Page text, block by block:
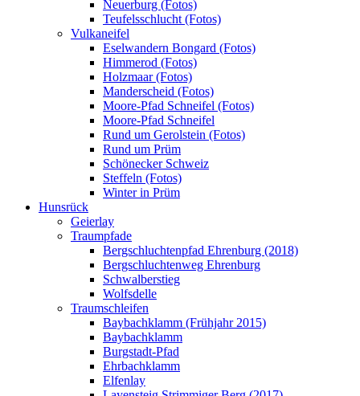
Neuerburg (Fotos)
Teufelsschlucht (Fotos)
Vulkaneifel
Eselwandern Bongard (Fotos)
Himmerod (Fotos)
Holzmaar (Fotos)
Manderscheid (Fotos)
Moore-Pfad Schneifel (Fotos)
Moore-Pfad Schneifel
Rund um Gerolstein (Fotos)
Rund um Prüm
Schönecker Schweiz
Steffeln (Fotos)
Winter in Prüm
Hunsrück
Geierlay
Traumpfade
Bergschluchtenpfad Ehrenburg (2018)
Bergschluchtenweg Ehrenburg
Schwalberstieg
Wolfsdelle
Traumschleifen
Baybachklamm (Frühjahr 2015)
Baybachklamm
Burgstadt-Pfad
Ehrbachklamm
Elfenlay